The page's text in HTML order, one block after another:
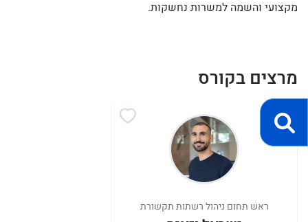
מקצועי והשמה למשרות נחשקות.
מרצים בקורס
ראש תחום ניהול רשתות תקשורת